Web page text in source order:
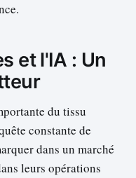
et l'IA : Un
du tissu
constante de
dans un marché
leurs opérations